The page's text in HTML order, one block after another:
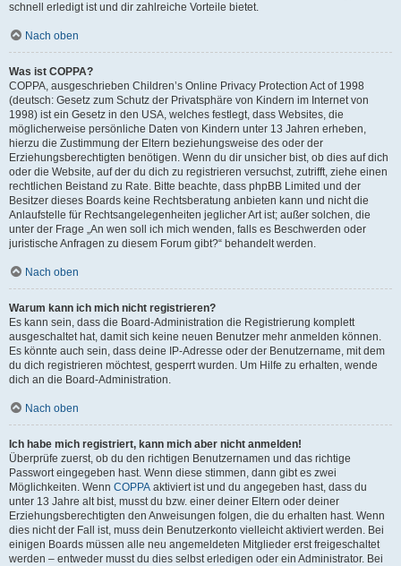
schnell erledigt ist und dir zahlreiche Vorteile bietet.
Nach oben
Was ist COPPA?
COPPA, ausgeschrieben Children’s Online Privacy Protection Act of 1998
(deutsch: Gesetz zum Schutz der Privatsphäre von Kindern im Internet von
1998) ist ein Gesetz in den USA, welches festlegt, dass Websites, die
möglicherweise persönliche Daten von Kindern unter 13 Jahren erheben,
hierzu die Zustimmung der Eltern beziehungsweise des oder der
Erziehungsberechtigten benötigen. Wenn du dir unsicher bist, ob dies auf dich
oder die Website, auf der du dich zu registrieren versuchst, zutrifft, ziehe einen
rechtlichen Beistand zu Rate. Bitte beachte, dass phpBB Limited und der
Besitzer dieses Boards keine Rechtsberatung anbieten kann und nicht die
Anlaufstelle für Rechtsangelegenheiten jeglicher Art ist; außer solchen, die
unter der Frage „An wen soll ich mich wenden, falls es Beschwerden oder
juristische Anfragen zu diesem Forum gibt?“ behandelt werden.
Nach oben
Warum kann ich mich nicht registrieren?
Es kann sein, dass die Board-Administration die Registrierung komplett
ausgeschaltet hat, damit sich keine neuen Benutzer mehr anmelden können.
Es könnte auch sein, dass deine IP-Adresse oder der Benutzername, mit dem
du dich registrieren möchtest, gesperrt wurden. Um Hilfe zu erhalten, wende
dich an die Board-Administration.
Nach oben
Ich habe mich registriert, kann mich aber nicht anmelden!
Überprüfe zuerst, ob du den richtigen Benutzernamen und das richtige
Passwort eingegeben hast. Wenn diese stimmen, dann gibt es zwei
Möglichkeiten. Wenn COPPA aktiviert ist und du angegeben hast, dass du
unter 13 Jahre alt bist, musst du bzw. einer deiner Eltern oder deiner
Erziehungsberechtigten den Anweisungen folgen, die du erhalten hast. Wenn
dies nicht der Fall ist, muss dein Benutzerkonto vielleicht aktiviert werden. Bei
einigen Boards müssen alle neu angemeldeten Mitglieder erst freigeschaltet
werden – entweder musst du dies selbst erledigen oder ein Administrator. Bei